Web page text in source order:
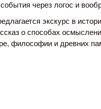
через логос и
экскурс в
о способах
философии и древних